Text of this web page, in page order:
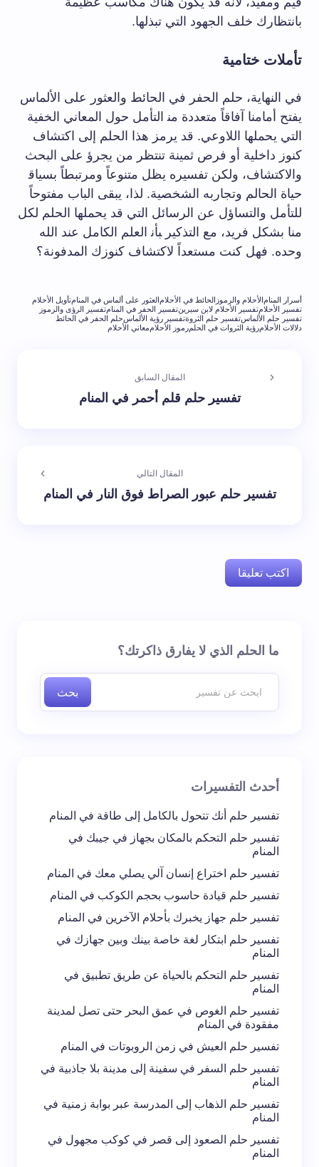
بانتظارك خلف الجهود التي تبذلها.
تأملات ⁣ختامية
في النهاية، حلم ‌الحفر في الحائط⁢ والعثور على الألماس
يفتح أمامنا آفاقاً⁢ متعددة من‍ التأمل حول⁤ المعاني الخفية
التي يحملها اللاوعي. قد ‌يرمز ⁢هذا الحلم إلى اكتشاف
كنوز داخلية ⁣أو فرص ثمينة‌ تنتظر من يجرؤ على البحث​
والاكتشاف، ولكن تفسيره يظل ⁢متنوعاً ومرتبطاً⁢ بسياق‍
حياة الحالم وتجاربه الشخصية. ​لذا، يبقى الباب مفتوحاً
للتأمل والتساؤل عن الرسائل​ التي قد يحملها الحلم لكل
​منا بشكل فريد، مع التذكير ‍بأن‍ العلم الكامل عند الله⁢
وحده. فهل كنت مستعداً لاكتشاف كنوزك المدفونة؟
أسرار المنامالأحلام والرموز الحائط في الأحلامالعثور على ألماس في المنامتأويل الأحلام
تفسير الأحلامتفسير الأحلام لابن سيرينتفسير الحفر في المنامتفسير الرؤى والرموز
تفسير حلم الألماستفسير حلم الثروةتفسير رؤية الألماسحلم الحفر في الحائط
دلالات الأحلامرؤية الثروات في الحلمرموز الأحلاممعاني الأحلام
المقال السابق
تفسير حلم قلم أحمر في المنام
المقال التالي
تفسير حلم عبور الصراط فوق النار في المنام
اكتب تعليقا
لن يتم نشر عنوان بريدك الإلكتروني. الحقول الإلزامية مشار
احفظ اسمي والبريد الإلكتروني في هذا المتصفح
لاستخدامه في المرة المقبلة في تعليقي.
ما الحلم الذي لا يفارق ذاكرتك؟
بحث
أحدث التفسيرات
تفسير حلم أنك تتحول بالكامل إلى طاقة في المنام
تفسير حلم التحكم بالمكان بجهاز في جيبك في
المنام
تفسير حلم اختراع إنسان آلي يصلي معك في المنام
تفسير حلم قيادة حاسوب بحجم الكوكب في المنام
تفسير حلم جهاز يخبرك بأحلام الآخرين في المنام
تفسير حلم ابتكار لغة خاصة بينك وبين جهازك في
المنام
تفسير حلم التحكم بالحياة عن طريق تطبيق في
المنام
تفسير حلم الغوص في عمق البحر حتى تصل لمدينة
مفقودة في المنام
تفسير حلم العيش في زمن الروبوتات في المنام
تفسير حلم السفر في سفينة إلى مدينة بلا جاذبية في
المنام
تفسير حلم الذهاب إلى المدرسة عبر بوابة زمنية في
المنام
تفسير حلم الصعود إلى قصر في كوكب مجهول في
المنام